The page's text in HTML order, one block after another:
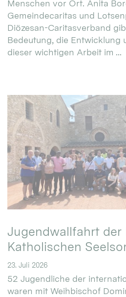
Menschen vor Ort. Anita
Gemeindecaritas und
Diözesan-Caritasverband
Bedeutung, die Entwicklung
dieser wichtigen Arbeit im ...
Jugendwallfahrt der
Katholischen
23. Juli 2026
52 Jugendliche der
waren mit Weihbischof